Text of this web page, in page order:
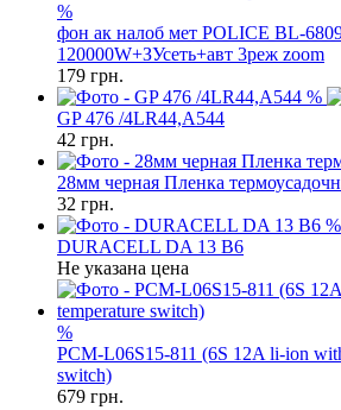
%
фон ак налоб мет POLICE BL-
120000W+ЗУсеть+авт 3реж zoom
179 грн.
%
GP 476 /4LR44,A544
42 грн.
28мм черная Пленка
32 грн.
%
DURACELL DA 13 B6
Не указана цена
%
PCM-L06S15-811 (6S 12A li-ion
switch)
679 грн.